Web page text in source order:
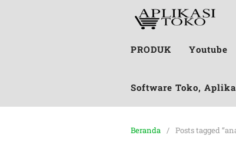
PRODUK Youtube
Software Toko,
Beranda Posts tagged